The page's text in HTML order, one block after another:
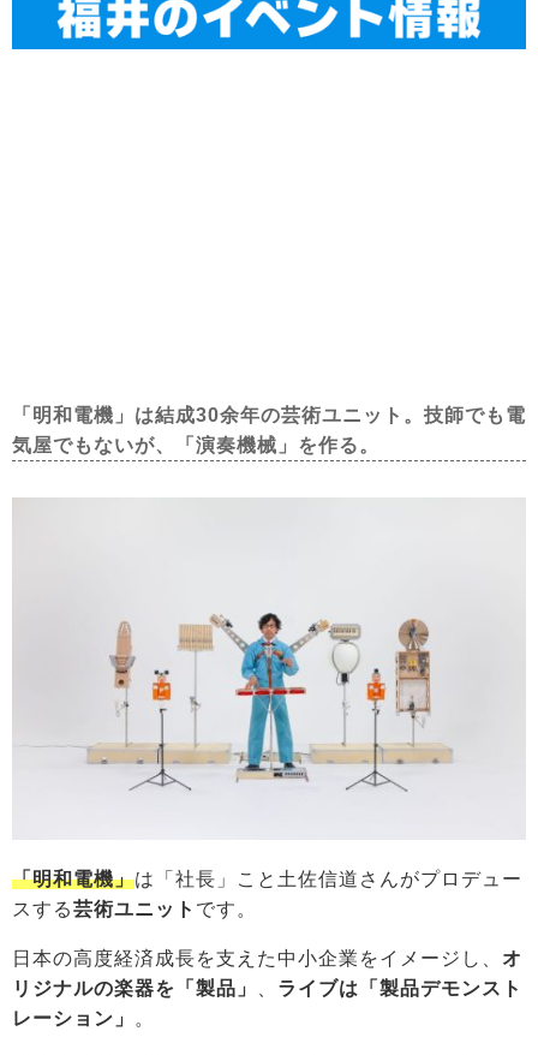
「明和電機」は結成30余年の芸術ユニット。技師でも電
気屋でもないが、「演奏機械」を作る。
「明和電機」は「社長」こと土佐信道さんがプロデュー
スする芸術ユニット です。
日本の高度経済成長を支えた中小企業をイメージし、 オ
リジナルの楽器を「製品」
ライブは「製品デモンスト
レーション」
。